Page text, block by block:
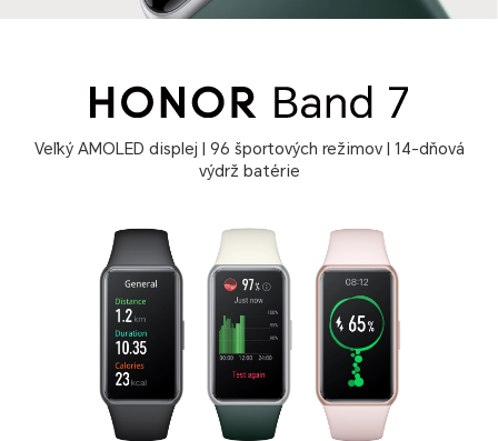
Veľký AMOLED displej | 96 športových režimov | 14-dňová
výdrž batérie